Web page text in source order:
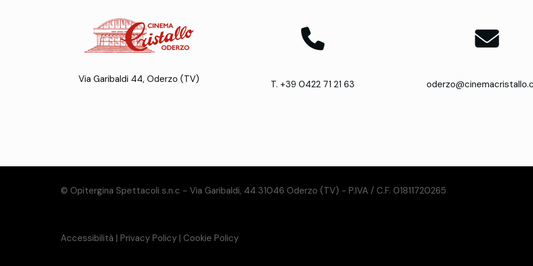
Via Garibaldi 44, Oderzo (TV) T. +39 0422 71 21 63
© Opitergina Spettacoli s.n.c - Via Garibaldi, 44 31046 Oderzo (TV) - P.IVA / C.F. 01811720265
Accessibilità | Privacy Policy | Cookie Policy